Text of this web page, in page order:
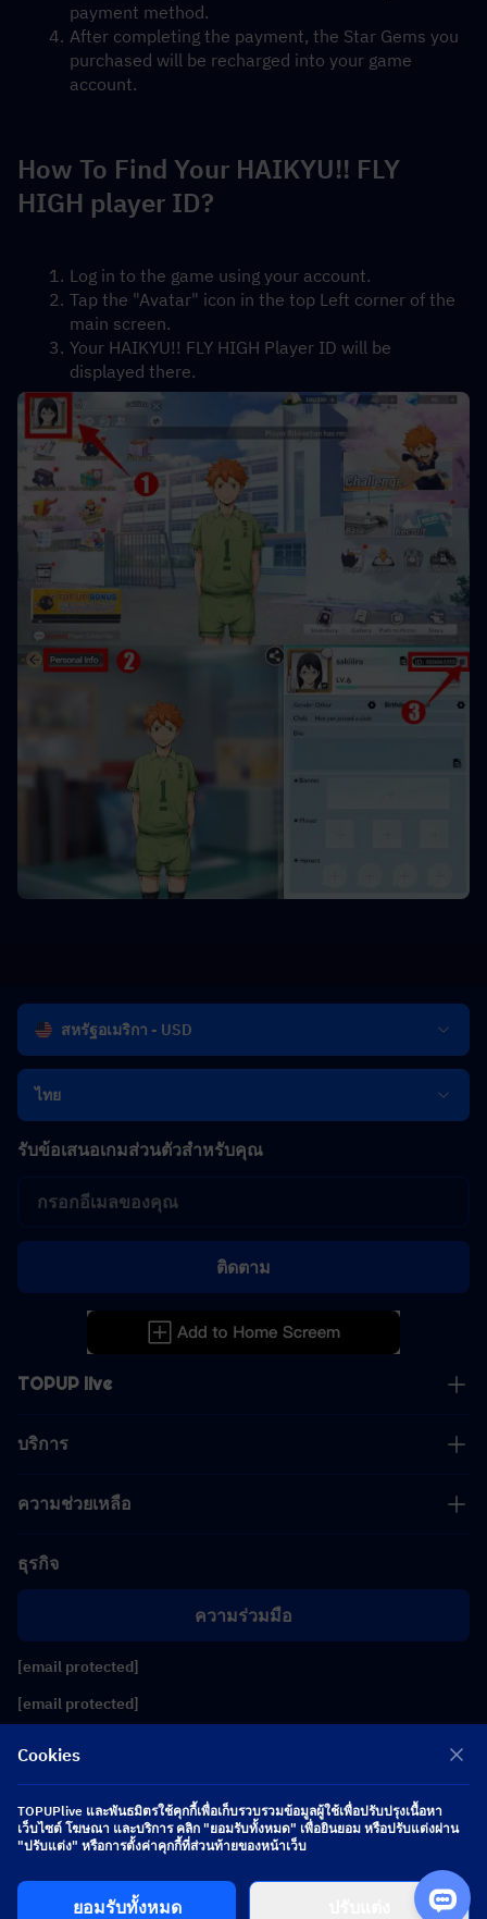
payment method.
After completing the payment, the Star Gems you
purchased will be recharged into your game
account.
How To Find Your HAIKYU!! FLY
HIGH player ID?
Log in to the game using your account.
Tap the "Avatar" icon in the top Left corner of the
main screen.
Your HAIKYU!! FLY HIGH Player ID will be
displayed there.
สหรัฐอเมริกา - USD
ไทย
TOPUP live
บริการ
ความช่วยเหลือ
ธุรกิจ
ความร่วมมือ
[email protected]
[email protected]
รับข้อเสนอเกมส่วนตัวสำหรับคุณ
ติดตาม
ติดตามเรา
Copyright 2026 SEA WHALE TECHNOLOGY PTE.LTD. All Rights Reserved.
Cookies
TOPUPlive และพันธมิตรใช้คุกกี้เพื่อเก็บรวบรวมข้อมูลผู้ใช้เพื่อปรับปรุงเนื้อหา
เว็บไซต์ โฆษณา และบริการ คลิก "ยอมรับทั้งหมด" เพื่อยินยอม หรือปรับแต่งผ่าน
"ปรับแต่ง" หรือการตั้งค่าคุกกี้ที่ส่วนท้ายของหน้าเว็บ
ยอมรับทั้งหมด